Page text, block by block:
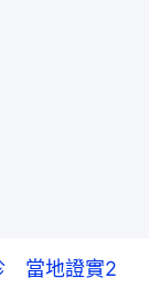
當地證實2